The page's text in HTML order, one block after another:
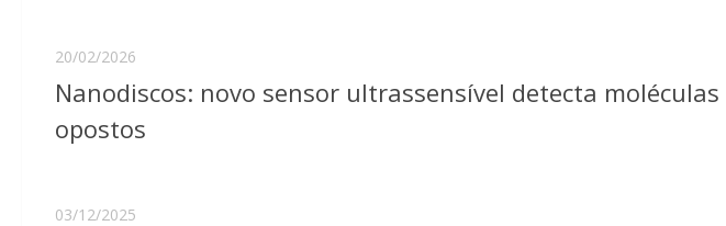
20/02/2026
Nanodiscos: novo sensor ultrassensível detecta
opostos
03/12/2025